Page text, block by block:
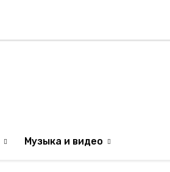
Музыка и видео